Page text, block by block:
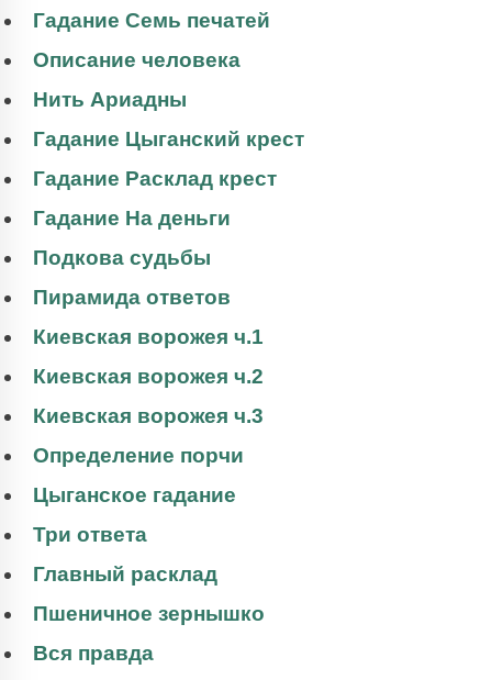
Гадание Семь печатей
Описание человека
Нить Ариадны
Гадание Цыганский крест
Гадание Расклад крест
Гадание На деньги
Подкова судьбы
Пирамида ответов
Киевская ворожея ч.1
Киевская ворожея ч.2
Киевская ворожея ч.3
Определение порчи
Цыганское гадание
Три ответа
Главный расклад
Пшеничное зернышко
Вся правда